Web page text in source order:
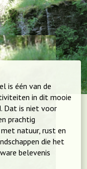
is één van de
in dit mooie
Dat is niet voor
prachtig
natuur, rust en
die het
belevenis